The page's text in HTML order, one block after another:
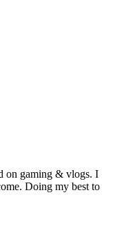
on gaming & vlogs. I
Doing my best to